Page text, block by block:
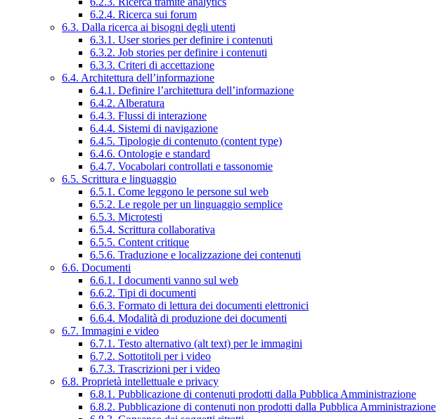
6.2.4. Ricerca sui forum
6.3. Dalla ricerca ai bisogni degli utenti
6.3.1. User stories per definire i contenuti
6.3.2. Job stories per definire i contenuti
6.3.3. Criteri di accettazione
6.4. Architettura dell’informazione
6.4.1. Definire l’architettura dell’informazione
6.4.2. Alberatura
6.4.3. Flussi di interazione
6.4.4. Sistemi di navigazione
6.4.5. Tipologie di contenuto (content type)
6.4.6. Ontologie e standard
6.4.7. Vocabolari controllati e tassonomie
6.5. Scrittura e linguaggio
6.5.1. Come leggono le persone sul web
6.5.2. Le regole per un linguaggio semplice
6.5.3. Microtesti
6.5.4. Scrittura collaborativa
6.5.5. Content critique
6.5.6. Traduzione e localizzazione dei contenuti
6.6. Documenti
6.6.1. I documenti vanno sul web
6.6.2. Tipi di documenti
6.6.3. Formato di lettura dei documenti elettronici
6.6.4. Modalità di produzione dei documenti
6.7. Immagini e video
6.7.1. Testo alternativo (alt text) per le immagini
6.7.2. Sottotitoli per i video
6.7.3. Trascrizioni per i video
6.8. Proprietà intellettuale e privacy
6.8.1. Pubblicazione di contenuti prodotti dalla Pubblica Amministrazione
6.8.2. Pubblicazione di contenuti non prodotti dalla Pubblica Amministrazione